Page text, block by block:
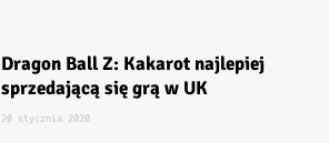
Dragon Ball Z: Kakarot najlepiej
sprzedającą się grą w UK
20 stycznia 2020